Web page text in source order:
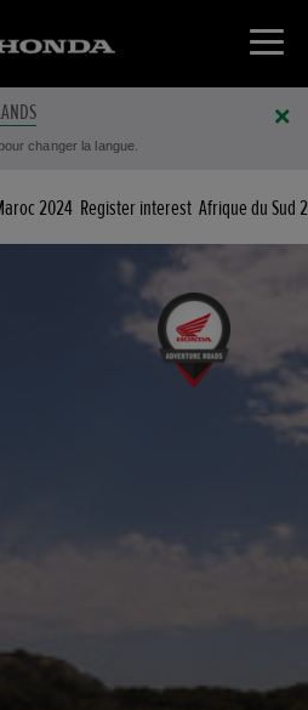
changer la langue.
2024 Register interest Afrique du Sud